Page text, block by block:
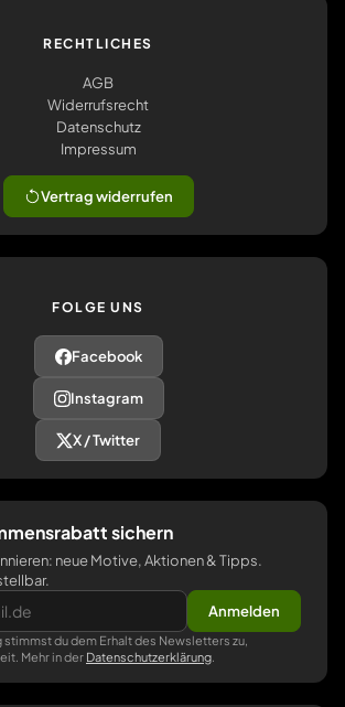
RECHTLICHES
AGB
Widerrufsrecht
Datenschutz
Impressum
Vertrag widerrufen
FOLGE UNS
Facebook
Instagram
X / Twitter
sichern
neue Motive, Aktionen & Tipps.
Anmelden
stimmst du dem Erhalt des Newsletters zu,
Mehr in der Datenschutzerklärung